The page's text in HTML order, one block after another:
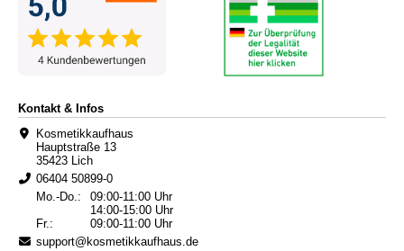
Kontakt & Infos
Kosmetikkaufhaus
Hauptstraße 13
35423 Lich
06404 50899-0
Mo.-Do.:
09:00-11:00 Uhr
14:00-15:00 Uhr
Fr.:
09:00-11:00 Uhr
support@kosmetikkaufhaus.de